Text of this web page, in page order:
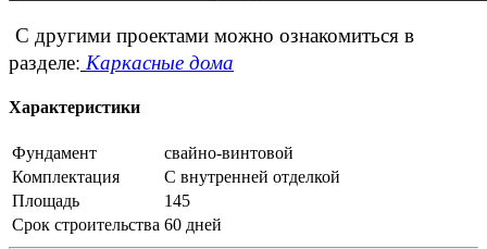
С другими проектами можно ознакомиться в
разделе: Каркасные дома
Характеристики
Фундамент
свайно-винтовой
Комплектация
С внутренней отделкой
Площадь
145
Срок строительства 60 дней